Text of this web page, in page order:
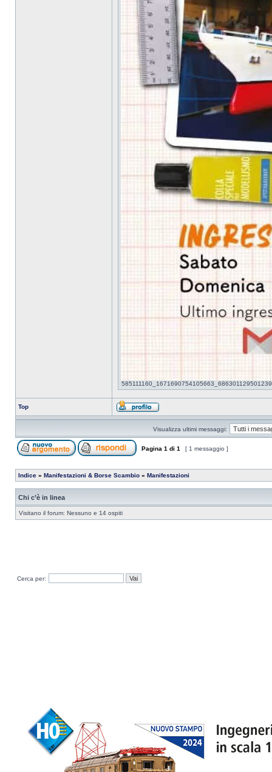
Top
Visualizza ultimi messaggi:
Pagina 1 di 1 [ 1 messaggio ]
Indice » Manifestazioni & Borse Scambio » Manifestazioni
Chi c’è in linea
Visitano il forum: Nessuno e 14 ospiti
Cerca per: